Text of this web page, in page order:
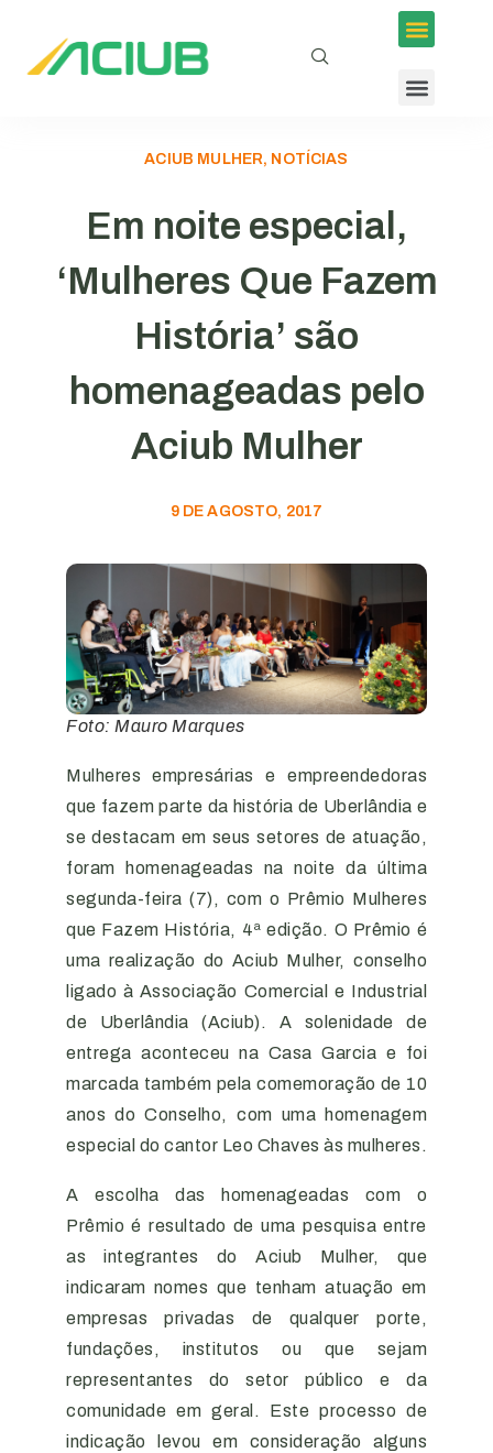
ACIUB MULHER, NOTÍCIAS
Em noite especial,
‘Mulheres Que Fazem
História’ são
homenageadas pelo
Aciub Mulher
9 DE AGOSTO, 2017
Foto: Mauro Marques
Mulheres empresárias e empreendedoras
que fazem parte da história de Uberlândia e
se destacam em seus setores de atuação,
foram homenageadas na noite da última
segunda-feira (7), com o Prêmio Mulheres
que Fazem História, 4ª edição. O Prêmio é
uma realização do Aciub Mulher, conselho
ligado à Associação Comercial e Industrial
de Uberlândia (Aciub). A solenidade de
entrega aconteceu na Casa Garcia e foi
marcada também pela comemoração de 10
anos do Conselho, com uma homenagem
especial do cantor Leo Chaves às mulheres.
A escolha das homenageadas com o
Prêmio é resultado de uma pesquisa entre
as integrantes do Aciub Mulher, que
indicaram nomes que tenham atuação em
empresas privadas de qualquer porte,
fundações, institutos ou que sejam
representantes do setor público e da
comunidade em geral. Este processo de
indicação levou em consideração alguns